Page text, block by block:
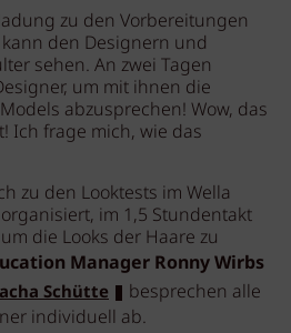
zu den Vorbereitungen
den Designern und
sehen. An zwei Tagen
um mit ihnen die
abzusprechen! Wow, das
Ich frage mich, wie das
zu den Looktests im Wella
im 1,5 Stundentakt
die Looks der Haare zu
Manager Ronny Wirbs
Schütte
besprechen alle
individuell ab.